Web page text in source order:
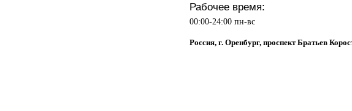
Рабочее время:
00:00-24:00 пн-вс
Россия, г. Оренбург, проспект Братьев